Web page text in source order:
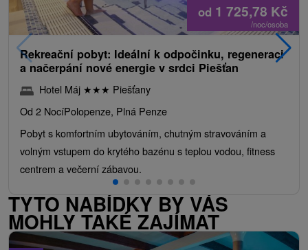
od 1 725,78 Kč
/noc/osoba
Rekreační pobyt: Ideální k odpočinku, regeneraci
a načerpání nové energie v srdci Piešťan
Hotel Máj ★★★ Piešťany
Od 2 NocíPolopenze, Plná Penze
Pobyt s komfortním ubytováním, chutným stravováním a
volným vstupem do krytého bazénu s teplou vodou, fitness
centrem a večerní zábavou.
TYTO NABÍDKY BY VÁS
MOHLY TAKÉ ZAJÍMAT